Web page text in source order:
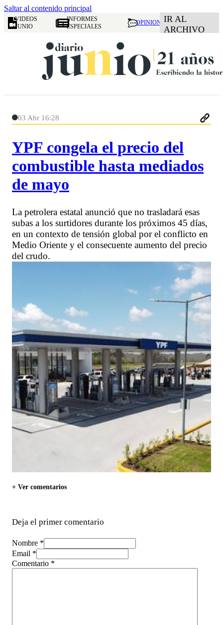
Saltar al contenido principal
VIDEOS
JUNIO
INFORMES
ESPECIALES
OPINION IR AL
ARCHIVO
03 Abr 16:28
YPF congela el precio del
combustible hasta mediados
de mayo
La petrolera estatal anunció que no trasladará esas
subas a los surtidores durante los próximos 45 días,
en un contexto de tensión global por el conflicto en
Medio Oriente y el consecuente aumento del precio
del crudo.
+ Ver comentarios
Deja el primer comentario
Nombre *
Email *
Comentario *